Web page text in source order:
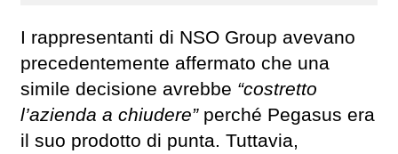
I rappresentanti di NSO Group avevano
precedentemente affermato che una
simile decisione avrebbe “costretto
l’azienda a chiudere”perché Pegasus era
il suo prodotto di punta. Tuttavia,